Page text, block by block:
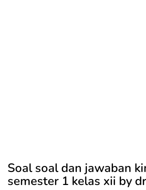
Soal soal dan jawaban
semester 1 kelas xii by